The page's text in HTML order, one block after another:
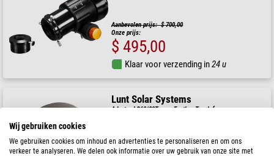
Aanbevolen prijs: $ 700,00
Onze prijs:
$ 495,00
Klaar voor verzending in24 u
Lunt Solar Systems
Adapter LS60/80T naar Feather Touch focuser
Wij gebruiken cookies
We gebruiken cookies om inhoud en advertenties te personaliseren en om ons
verkeer te analyseren. We delen ook informatie over uw gebruik van onze site met